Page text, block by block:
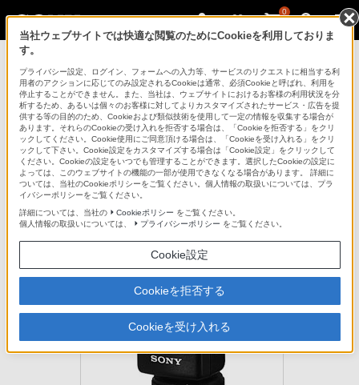
0
HVL-S3D
ビデオライト
ビデオライト
HVL-S3D
生産完了
当社ウェブサイトでは快適な閲覧のためにCookieを利用しておりま
す。
プライバシー設定、ログイン、フォームへの入力等、サービスのリクエストに相当する利
用者のアクションに応じてのみ設定されるCookieは通常、必須Cookieと呼ばれ、利用を
停止することができません。また、当社は、ウェブサイトにおけるお客様の利用状況を分
析するため、あるいは個々のお客様に対してよりカスタマイズされたサービス・広告を提
供する等の目的のため、Cookieおよび類似技術を使用して一定の情報を収集する場合が
あります。それらのCookieの受け入れを拒否する場合は、「Cookieを拒否する」をクリ
ックしてください。Cookie使用にご同意頂ける場合は、「Cookieを受け入れる」をクリ
ックして下さい。Cookie設定をカスタマイズする場合は「Cookie設定」をクリックして
ください。Cookieの設定をいつでも管理することができます。選択したCookieの設定に
よっては、このウェブサイトの機能の一部が使用できなくなる場合があります。 詳細に
ついては、当社のCookieポリシーをご覧ください。個人情報の取扱いについては、プラ
イバシーポリシーをご覧ください。
詳細については、当社の
Cookieポリシー をご覧ください。
個人情報の取扱いについては、
プライバシーポリシー をご覧ください。
Cookie設定
Cookieを拒否する
Cookieを受け入れる